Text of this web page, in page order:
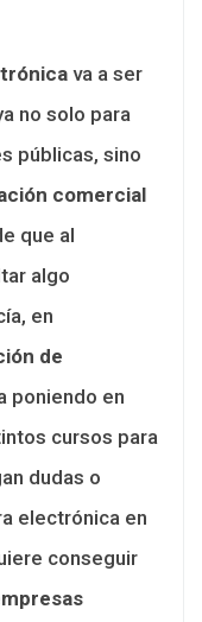
va a ser
no solo para
públicas, sino
comercial
que al
algo
en
de
poniendo en
cursos para
dudas o
electrónica en
conseguir